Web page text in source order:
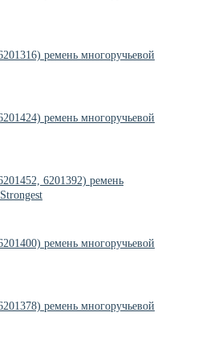
ремень многоручьевой
ремень многоручьевой
6201392) ремень
ремень многоручьевой
ремень многоручьевой